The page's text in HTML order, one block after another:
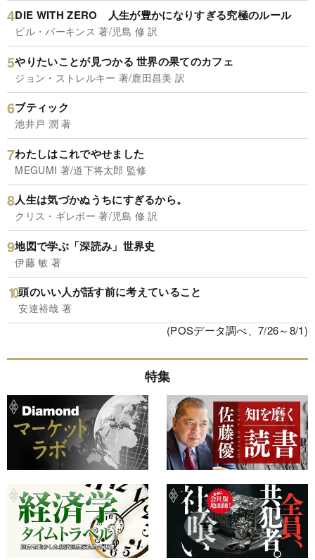
DIE WITH ZERO 人生が豊かになりすぎる究極のルール
ビル・パーキンス 著/児島 修 訳
やりたいことが見つかる 世界の果てのカフェ
ジョン・ストレルキー 著/鹿田昌美 訳
ブティック
池井戸 潤 著
わたしはこれでやせました
MEGUMI 著/道下将太郎 監修
人生は気づかぬうちにすぎるから。
クリス・ギレボー 著/児島 修 訳
地図で学ぶ「深読み」世界史
伊藤 敏 著
頭のいい人が話す前に考えていること
安達裕哉 著
(POSデータ調べ、7/26～8/1)
特集